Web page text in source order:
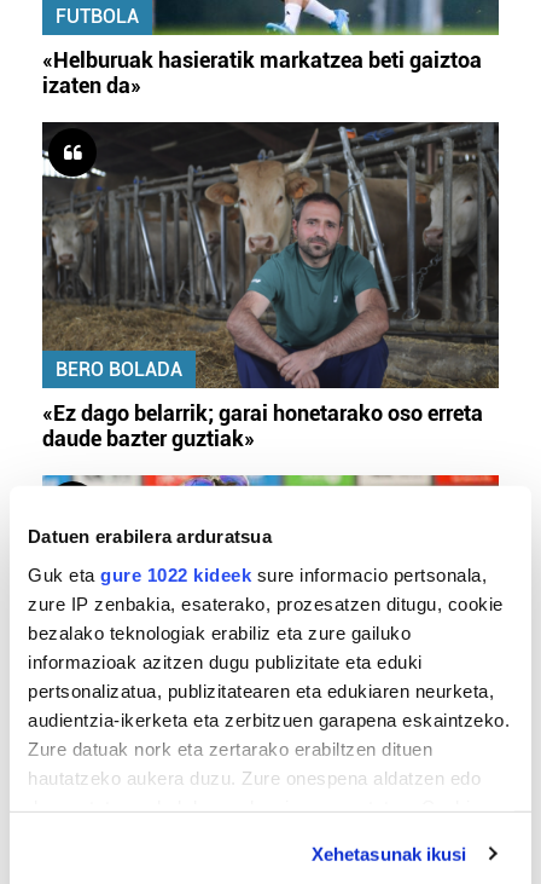
Datuen erabilera arduratsua
Guk eta gure 1022 kideek sure informacio pertsonala,
zure IP zenbakia, esaterako, prozesatzen ditugu, cookie
bezalako teknologiak erabiliz eta zure gailuko
informazioak azitzen dugu publizitate eta eduki
pertsonalizatua, publizitatearen eta edukiaren neurketa,
audientzia-ikerketa eta zerbitzuen garapena eskaintzeko.
Zure datuak nork eta zertarako erabiltzen dituen
hautatzeko aukera duzu. Zure onespena aldatzen edo
Xehetasunak ikusi
FUTBOLA
«Helburuak hasieratik markatzea beti gaiztoa
izaten da»
BERO BOLADA
«Ez dago belarrik; garai honetarako oso erreta
daude bazter guztiak»
TXIRRINDULARITZA
«Entrenatzen duzun bideetan lehiatzeak
gehiago motibatzen zaitu»